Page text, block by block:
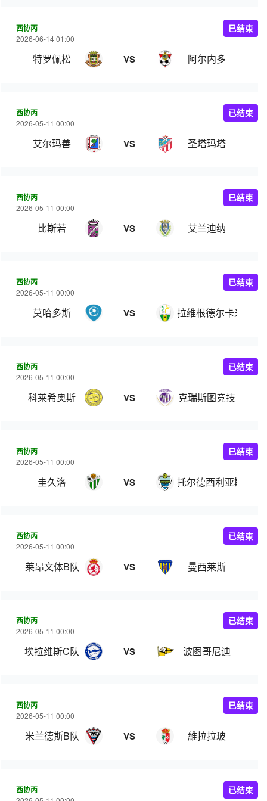
西协丙
2026-06-14 01:00
特罗佩松 VS 阿尔内多
已结束
西协丙
2026-05-11 00:00
艾尔玛善 VS 圣塔玛塔
已结束
西协丙
2026-05-11 00:00
比斯若 VS 艾兰迪纳
已结束
西协丙
2026-05-11 00:00
莫哈多斯 VS 拉维根德尔卡米诺
已结束
西协丙
2026-05-11 00:00
科莱希奥斯 VS 克瑞斯图竞技
已结束
西协丙
2026-05-11 00:00
圭久洛 VS 托尔德西利亚斯
已结束
西协丙
2026-05-11 00:00
莱昂文体B队 VS 曼西莱斯
已结束
西协丙
2026-05-11 00:00
埃拉维斯C队 VS 波图哥尼迪
已结束
西协丙
2026-05-11 00:00
米兰德斯B队 VS 維拉拉玻
已结束
西协丙 已结束